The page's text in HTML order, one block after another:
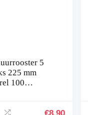
5
225 mm
100